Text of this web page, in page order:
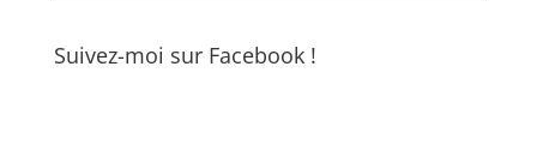
Suivez-moi sur Facebook !